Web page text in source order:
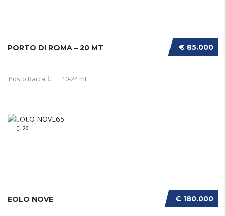
€ 85.000
PORTO DI ROMA – 20 MT
Posto Barca 10-24 mt
20
€ 180.000
EOLO NOVE